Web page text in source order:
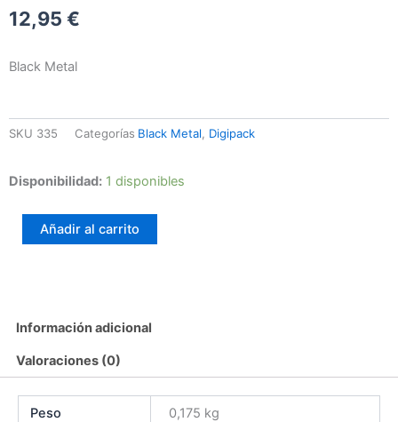
12,95 €
Black Metal
SKU 335 Categorías Black Metal, Digipack
Disponibilidad: 1 disponibles
Moontower
Spirits
the
Añadir al carrito
Información adicional
Valoraciones (0)
Peso 0,175 kg